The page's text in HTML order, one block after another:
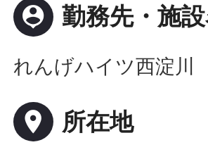
person_pin 勤務先・施設
れんげハイツ西淀川
place 所在地